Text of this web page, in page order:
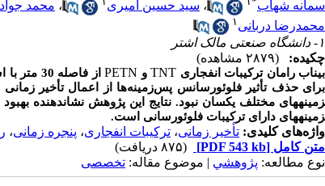
سمانه شهاب
، سید حسین امیری ، محمد
محمدرضا دربانی ۱
۱- دانشگاه صنعتی مالک اشتر
چکیده:
(۲۸۷۹ مشاهده)
بیناب رامان ترکیبات انفجاری TNTو PETN
از
برای حذف تأثیرفلوئورسانس پس‌زمینه‌ها از اعمال تأخیر زمانی
مختلف یکسان نبود. نتایج این پژوهش نشان­دهنده
زمینه­های دارای ترکیبات فلوئورسانی است.
واژه‌های کلیدی: تأخیر زمانی، ترکیبات انفجاری، پنجره زمانی،
متن کامل [PDF 543 kb]
(۸۷۵ دریافت)
نوع مطالعه: پژوهشي | موضوع مقاله: تخصصی